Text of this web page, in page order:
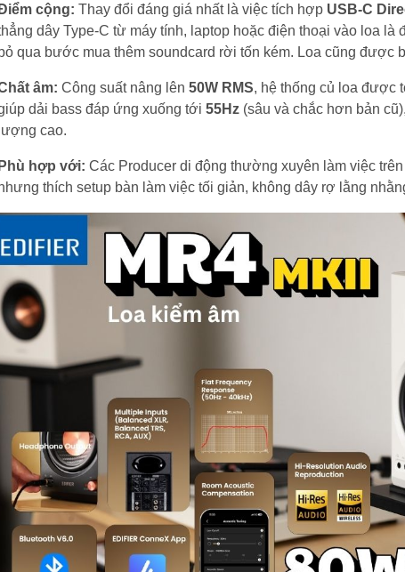
cộng: Thay đổi đáng giá nhất là việc tích hợp USB-C
dây Type-C từ máy tính, laptop hoặc điện thoại vào loa là
qua bước mua thêm soundcard rời tốn kém. Loa cũng được
âm: Công suất nâng lên 50W RMS, hệ thống củ loa được
dải bass đáp ứng xuống tới 55Hz (sâu và chắc hơn bản
cao.
hợp với: Các Producer di động thường xuyên làm việc
thích setup bàn làm việc tối giản, không dây rợ lằng